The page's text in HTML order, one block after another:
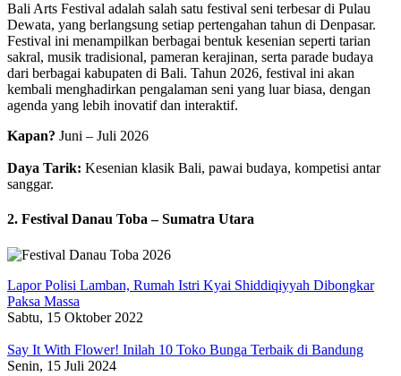
Bali Arts Festival adalah salah satu festival seni terbesar di Pulau
Dewata, yang berlangsung setiap pertengahan tahun di Denpasar.
Festival ini menampilkan berbagai bentuk kesenian seperti tarian
sakral, musik tradisional, pameran kerajinan, serta parade budaya
dari berbagai kabupaten di Bali. Tahun 2026, festival ini akan
kembali menghadirkan pengalaman seni yang luar biasa, dengan
agenda yang lebih inovatif dan interaktif.
Kapan? Juni – Juli 2026
Daya Tarik: Kesenian klasik Bali, pawai budaya, kompetisi antar
sanggar.
2. Festival Danau Toba – Sumatra Utara
Lapor Polisi Lamban, Rumah Istri Kyai Shiddiqiyyah Dibongkar
Paksa Massa
Sabtu, 15 Oktober 2022
Say It With Flower! Inilah 10 Toko Bunga Terbaik di Bandung
Senin, 15 Juli 2024